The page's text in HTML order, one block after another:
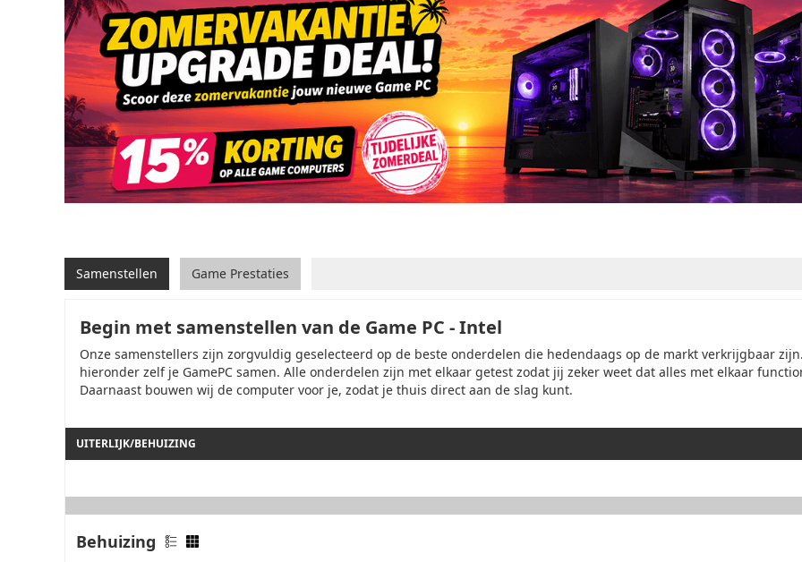
Samenstellen Game Prestaties
Begin met samenstellen van de Game PC - Intel
Onze samenstellers zijn zorgvuldig geselecteerd op de beste onderdelen die hedendaags op de markt verkrijgbaar
hieronder zelf je GamePC samen. Alle onderdelen zijn met elkaar getest zodat jij zeker weet dat alles met elkaar
Daarnaast bouwen wij de computer voor je, zodat je thuis direct aan de slag kunt.
UITERLIJK/BEHUIZING
Behuizing